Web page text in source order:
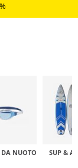
NUOTO SUP &